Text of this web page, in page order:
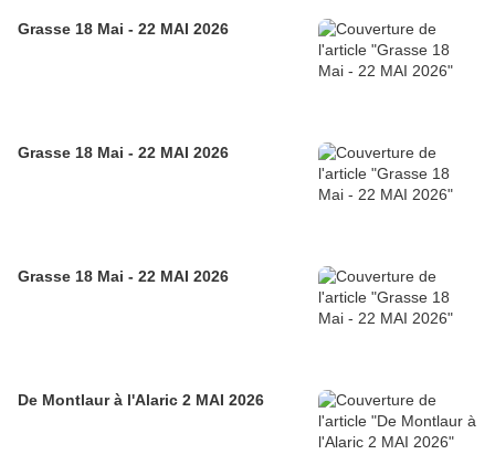
Grasse 18 Mai - 22 MAI 2026
Grasse 18 Mai - 22 MAI 2026
Grasse 18 Mai - 22 MAI 2026
De Montlaur à l'Alaric 2 MAI 2026